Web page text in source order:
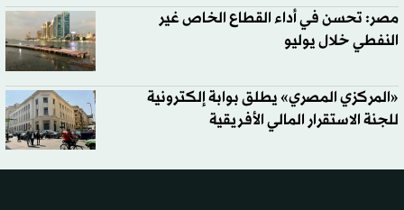
مصر: تحسن في أداء القطاع الخاص غير
النفطي خلال يوليو
«المركزي المصري» يطلق بوابة إلكترونية
للجنة الاستقرار المالي الأفريقية